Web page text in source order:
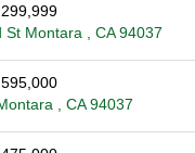
St Montara , CA 94037
, CA 94037